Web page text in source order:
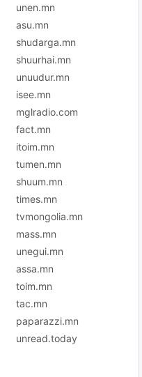
unen.mn
asu.mn
shudarga.mn
shuurhai.mn
unuudur.mn
isee.mn
mglradio.com
fact.mn
itoim.mn
tumen.mn
shuum.mn
times.mn
tvmongolia.mn
mass.mn
unegui.mn
assa.mn
toim.mn
tac.mn
paparazzi.mn
unread.today